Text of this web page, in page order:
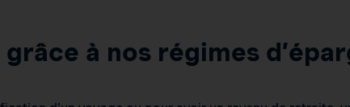
à nos régimes